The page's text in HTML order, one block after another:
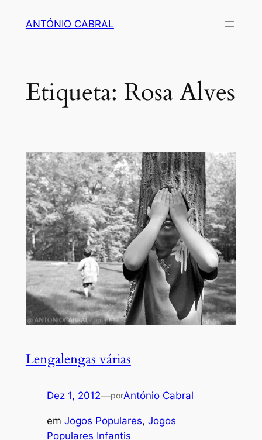
ANTÓNIO CABRAL
Etiqueta: Rosa Alves
Lengalengas várias
Dez 1, 2012—porAntónio Cabral
em Jogos Populares, Jogos
Populares Infantis